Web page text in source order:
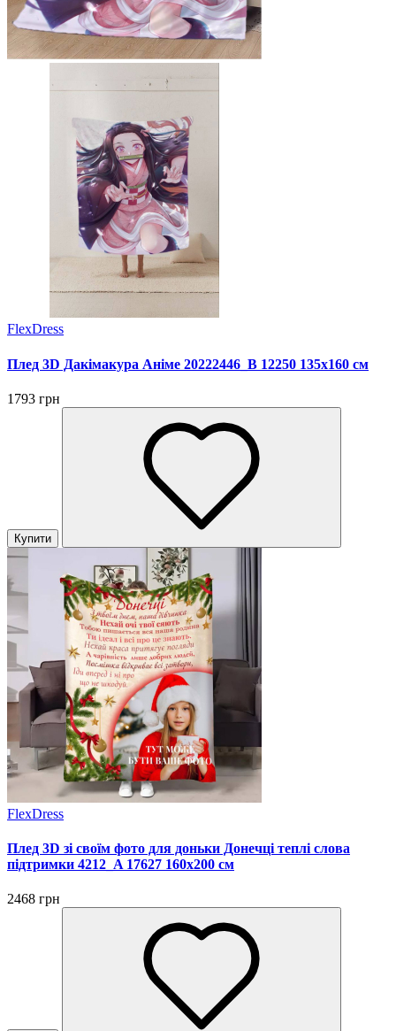
FlexDress
Плед 3D Дакімакура Аніме 20222446_B 12250 135х160 см
1793 грн
Купити
FlexDress
Плед 3D зі своїм фото для доньки Донечці теплі слова
підтримки 4212_A 17627 160х200 см
2468 грн